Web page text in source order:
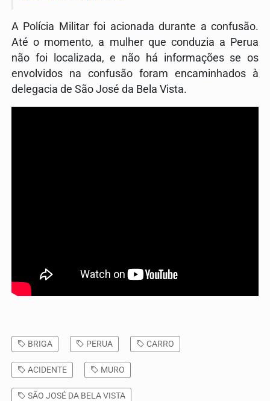
A Polícia Militar foi acionada durante a confusão.
Até o momento, a mulher que conduzia a Perua
não foi localizada, e não há informações se os
envolvidos na confusão foram encaminhados à
delegacia de São José da Bela Vista.
BRIGA PERUA CARRO
ACIDENTE MURO
SÃO JOSÉ DA BELA VISTA